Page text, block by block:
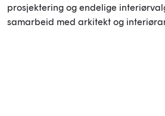
prosjektering og endelige
samarbeid med arkitekt og